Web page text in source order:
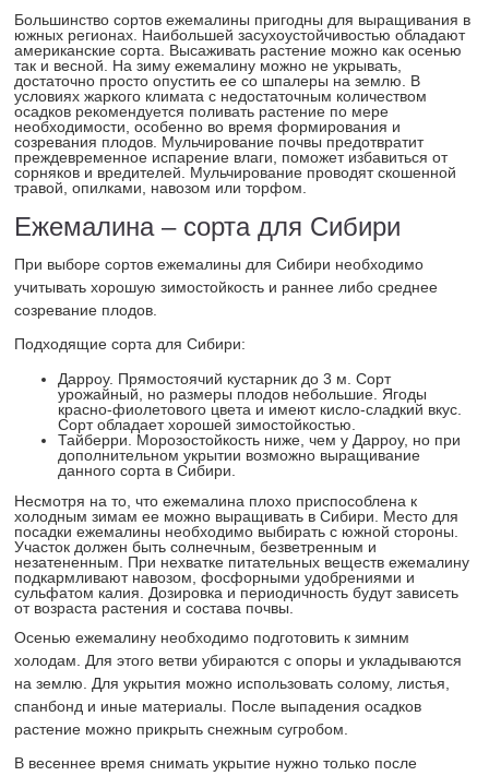
Большинство сортов ежемалины пригодны для выращивания в
южных регионах. Наибольшей засухоустойчивостью обладают
американские сорта. Высаживать растение можно как осенью
так и весной. На зиму ежемалину можно не укрывать,
достаточно просто опустить ее со шпалеры на землю. В
условиях жаркого климата с недостаточным количеством
осадков рекомендуется поливать растение по мере
необходимости, особенно во время формирования и
созревания плодов. Мульчирование почвы предотвратит
преждевременное испарение влаги, поможет избавиться от
сорняков и вредителей. Мульчирование проводят скошенной
травой, опилками, навозом или торфом.
Ежемалина – сорта для Сибири
При выборе сортов ежемалины для Сибири необходимо
учитывать хорошую зимостойкость и раннее либо среднее
созревание плодов.
Подходящие сорта для Сибири:
Дарроу. Прямостоячий кустарник до 3 м. Сорт
урожайный, но размеры плодов небольшие. Ягоды
красно-фиолетового цвета и имеют кисло-сладкий вкус.
Сорт обладает хорошей зимостойкостью.
Тайберри. Морозостойкость ниже, чем у Дарроу, но при
дополнительном укрытии возможно выращивание
данного сорта в Сибири.
Несмотря на то, что ежемалина плохо приспособлена к
холодным зимам ее можно выращивать в Сибири. Место для
посадки ежемалины необходимо выбирать с южной стороны.
Участок должен быть солнечным, безветренным и
незатененным. При нехватке питательных веществ ежемалину
подкармливают навозом, фосфорными удобрениями и
сульфатом калия. Дозировка и периодичность будут зависеть
от возраста растения и состава почвы.
Осенью ежемалину необходимо подготовить к зимним
холодам. Для этого ветви убираются с опоры и укладываются
на землю. Для укрытия можно использовать солому, листья,
спанбонд и иные материалы. После выпадения осадков
растение можно прикрыть снежным сугробом.
В весеннее время снимать укрытие нужно только после